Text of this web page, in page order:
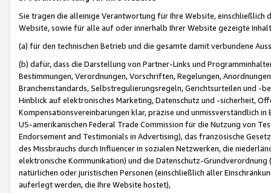
Sie tragen die alleinige Verantwortung für Ihre Website,
Website, sowie für alle auf oder innerhalb Ihrer Website gezeigte
(a) für den technischen Betrieb und die gesamte damit verbundene
(b) dafür, dass die Darstellung von Partner-Links und
Bestimmungen, Verordnungen, Vorschriften, Regelungen,
Branchenstandards, Selbstregulierungsregeln, Gerichtsurteilen und -
Hinblick auf elektronisches Marketing, Datenschutz und -sicherheit,
Kompensationsvereinbarungen klar, präzise und unmissverständlich
US-amerikanischen Federal Trade Commission für die Nutzung von
Endorsement and Testimonials in Advertising), das französische
des Missbrauchs durch Influencer in sozialen Netzwerken, die
elektronische Kommunikation) und die Datenschutz-
natürlichen oder juristischen Personen (einschließlich aller
auferlegt werden, die Ihre Website hostet),